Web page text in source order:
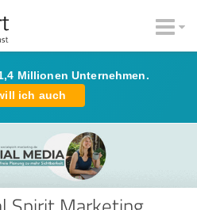
Millionen Unternehmen.
ich auch